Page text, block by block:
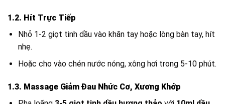
1.2. Hít Trực Tiếp
Nhỏ 1-2 giọt tinh dầu vào khăn tay hoặc lòng bàn tay, hít
nhẹ.
Hoặc cho vào chén nước nóng, xông hơi trong 5-10 phút.
1.3. Massage Giảm Đau Nhức Cơ, Xương Khớp